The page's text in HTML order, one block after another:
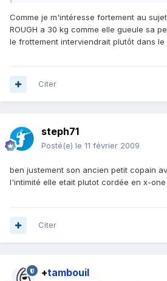
Comme je m'intéresse fortement au
ROUGH a 30 kg comme elle gueule sa
le frottement interviendrait plutôt dans le
Citer
steph71
Posté(e) le 11 février 2009
ben justement son ancien petit copain
l'intimité elle etait plutot cordée en x-one
Citer
+tambouil